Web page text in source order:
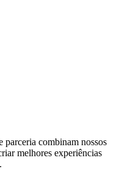
parceria combinam nossos
melhores experiências